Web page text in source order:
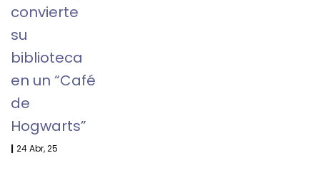
convierte
su
biblioteca
en un “Café
de
Hogwarts”
| 24Abr, 25